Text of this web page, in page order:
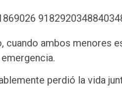
ambos menores
perdió la vida